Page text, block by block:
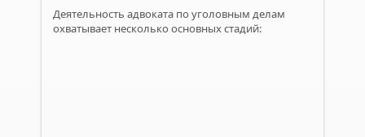
Деятельность адвоката по уголовным делам
охватывает несколько основных стадий: